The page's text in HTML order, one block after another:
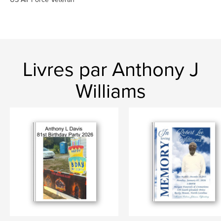
Livres par Anthony J
Williams